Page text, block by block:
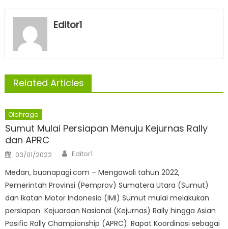
Editor1
Related Articles
Olahraga
Sumut Mulai Persiapan Menuju Kejurnas Rally
dan APRC
Posted
on
03/01/2022 Author
Editor1
Medan, buanapagi.com – Mengawali tahun 2022,
Pemerintah Provinsi (Pemprov) Sumatera Utara (Sumut)
dan Ikatan Motor Indonesia (IMI) Sumut mulai melakukan
persiapan Kejuaraan Nasional (Kejurnas) Rally hingga Asian
Pasific Rally Championship (APRC). Rapat Koordinasi sebagai